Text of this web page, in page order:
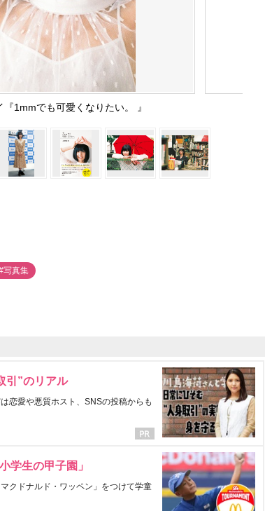
1mmでも可愛くなりたい。 』
写真集
引”のリアル
恋愛や悪質ホスト、SNSの投稿からも
学生の甲子園」
クドナルド・ワッペン」をつけて学童